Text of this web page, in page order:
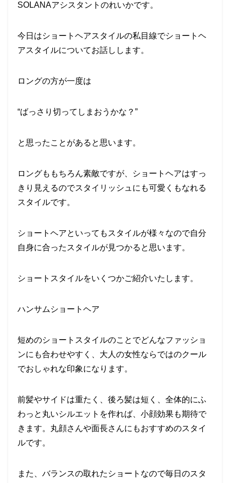
SOLANAアシスタントのれいかです。
今日はショートヘアスタイルの私目線でショートヘ
アスタイルについてお話しします。
ロングの方が一度は
“ばっさり切ってしまおうかな？”
と思ったことがあると思います。
ロングももちろん素敵ですが、ショートヘアはすっ
きり見えるのでスタイリッシュにも可愛くもなれる
スタイルです。
ショートヘアといってもスタイルが様々なので自分
自身に合ったスタイルが見つかると思います。
ショートスタイルをいくつかご紹介いたします。
ハンサムショートヘア
短めのショートスタイルのことでどんなファッショ
ンにも合わせやすく、大人の女性ならではのクール
でおしゃれな印象になります。
前髪やサイドは重たく、後ろ髪は短く、全体的にふ
わっと丸いシルエットを作れば、小顔効果も期待で
きます。丸顔さんや面長さんにもおすすめのスタイ
ルです。
また、バランスの取れたショートなので毎日のスタ